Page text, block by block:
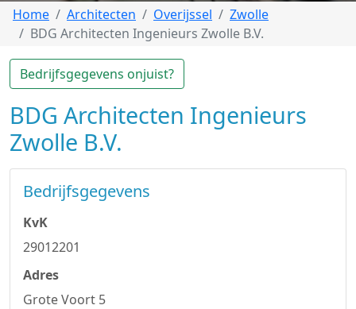
Home Architecten Overijssel
Zwolle
BDG Architecten Ingenieurs Zwolle B.V.
Bedrijfsgegevens onjuist?
BDG Architecten Ingenieurs
Zwolle B.V.
Bedrijfsgegevens
KvK
29012201
Adres
Grote Voort 5